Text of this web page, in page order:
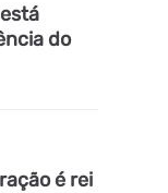
do
é rei